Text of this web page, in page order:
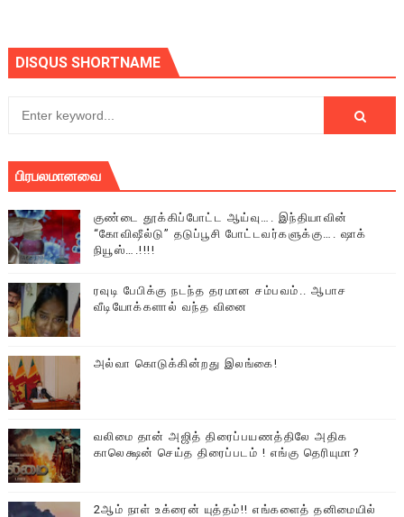
DISQUS SHORTNAME
பிரபலமானவை
குண்டை தூக்கிப்போட்ட ஆய்வு…. இந்தியாவின்
“கோவிஷீல்டு” தடுப்பூசி போட்டவர்களுக்கு…. ஷாக்
நியூஸ்….!!!!
ரவுடி பேபிக்கு நடந்த தரமான சம்பவம்.. ஆபாச
வீடியோக்களால் வந்த வினை
அல்வா கொடுக்கின்றது இலங்கை!
வலிமை தான் அஜித் திரைப்பயணத்திலே அதிக
காலெக்ஷன் செய்த திரைப்படம் ! எங்கு தெரியுமா?
2ஆம் நாள் உக்ரைன் யுத்தம்!! எங்களைத் தனிமையில்